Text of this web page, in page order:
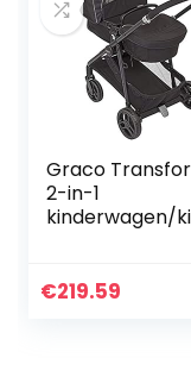
Graco
2-in-1
kinderwagen/
jaar nadering,
€219.59